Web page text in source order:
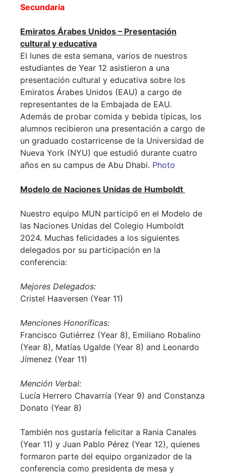
Secundaria
Emiratos Árabes Unidos – Presentación
cultural y educativa
El lunes de esta semana, varios de nuestros
estudiantes de Year 12 asistieron a una
presentación cultural y educativa sobre los
Emiratos Árabes Unidos (EAU) a cargo de
representantes de la Embajada de EAU.
Además de probar comida y bebida típicas, los
alumnos recibieron una presentación a cargo de
un graduado costarricense de la Universidad de
Nueva York (NYU) que estudió durante cuatro
años en su campus de Abu Dhabi. Photo
Modelo de Naciones Unidas de Humboldt
Nuestro equipo MUN participó en el Modelo de
las Naciones Unidas del Colegio Humboldt
2024. Muchas felicidades a los siguientes
delegados por su participación en la
conferencia:
Mejores Delegados:
Cristel Haaversen (Year 11)
Menciones Honoríficas:
Francisco Gutiérrez (Year 8), Emiliano Robalino
(Year 8), Matías Ugalde (Year 8) and Leonardo
Jímenez (Year 11)
Mención Verbal:
Lucía Herrero Chavarría (Year 9) and Constanza
Donato (Year 8)
También nos gustaría felicitar a Rania Canales
(Year 11) y Juan Pablo Pérez (Year 12), quienes
formaron parte del equipo organizador de la
conferencia como presidenta de mesa y